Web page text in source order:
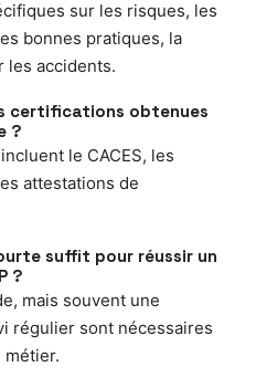
sur les risques, les
bonnes pratiques, la
les accidents.
certifications obtenues
?
le CACES, les
attestations de
suffit pour réussir un
?
mais souvent une
régulier sont nécessaires